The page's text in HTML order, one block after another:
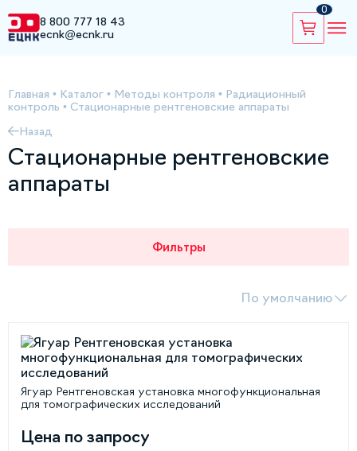
8 800 777 18 43
ecnk@ecnk.ru
0
Главная • Каталог • Методы контроля • Радиационный
контроль • Стационарные рентгеновские аппараты
Назад
Стационарные рентгеновские
аппараты
Фильтры
По умолчанию
Ягуар Рентгеновская установка многофункциональная
для томографических исследований
Цена по запросу